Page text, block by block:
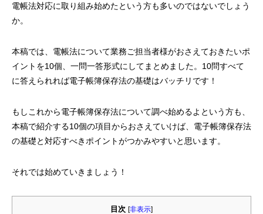
電帳法対応に取り組み始めたという方も多いのではないでしょう
か。
本稿では、電帳法について業務ご担当者様がおさえておきたいポ
イントを10個、一問一答形式にしてまとめました。10問すべて
に答えられれば電子帳簿保存法の基礎はバッチリです！
もしこれから電子帳簿保存法について調べ始めるよという方も、
本稿で紹介する10個の項目からおさえていけば、電子帳簿保存法
の基礎と対応すべきポイントがつかみやすいと思います。
それでは始めていきましょう！
目次 [非表示]